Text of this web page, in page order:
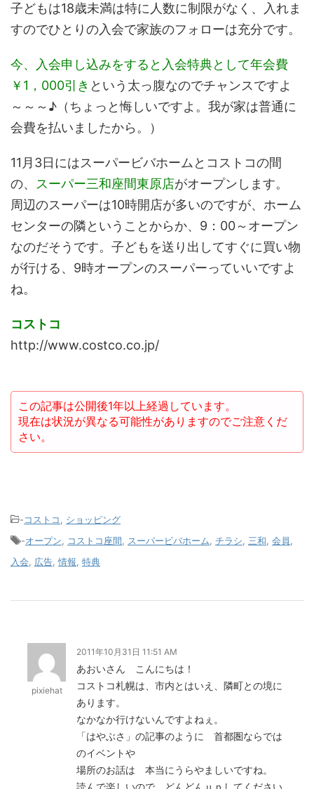
子どもは18歳未満は特に人数に制限がなく、入れま
すのでひとりの入会で家族のフォローは充分です。
今、入会申し込みをすると入会特典として年会費
￥1，000引き という太っ腹なのでチャンスですよ
～～～♪（ちょっと悔しいですよ。我が家は普通に
会費を払いましたから。）
11月3日にはスーパービバホームとコストコの間
の、
スーパー三和座間東原店がオープンします。
周辺のスーパーは10時開店が多いのですが、ホーム
センターの隣ということからか、9：00～オープン
なのだそうです。子どもを送り出してすぐに買い物
が行ける、9時オープンのスーパーっていいですよ
ね。
コストコ
http://www.costco.co.jp/
この記事は公開後1年以上経過しています。
現在は状況が異なる可能性がありますのでご注意くだ
さい。
-コストコ
ショッピング
-オープン コストコ座間 スーパービバホーム チラシ 三和 会員
入会
広告 情報 特典
pixiehat
2011年10月31日 11:51 AM
あおいさん こんにちは！
コストコ札幌は、市内とはいえ、隣町との境に
あります。
なかなか行けないんですよねぇ。
「はやぶさ」の記事のように 首都圏ならでは
のイベントや
場所のお話は 本当にうらやましいですね。
読んで楽しいので、どんどんｕｐしてください